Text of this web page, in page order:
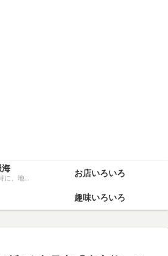
海
大相撲について語るページです。 特に、地元力士・御嶽海関を、粘り強く応援いたします！ お店いろいろ
趣味いろいろ